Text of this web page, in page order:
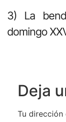
3) La
domingo
Deja
Tu